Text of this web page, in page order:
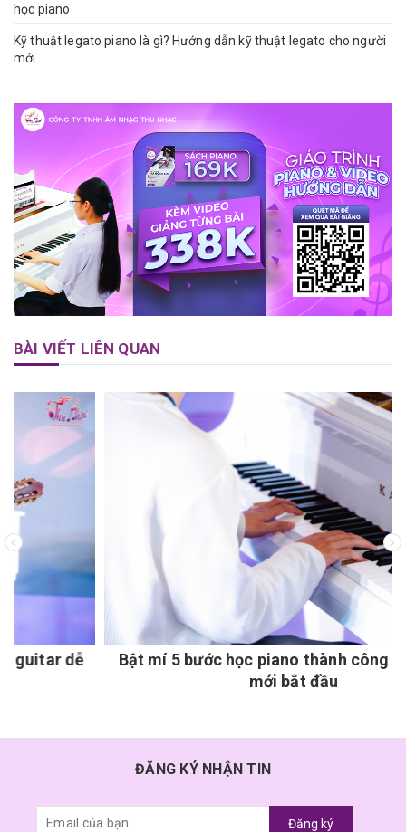
học piano
Kỹ thuật legato piano là gì? Hướng dẫn kỹ thuật legato cho người
mới
BÀI VIẾT LIÊN QUAN
Bật mí 5 bước học piano thành công cho người
mới bắt đầu
ĐĂNG KÝ NHẬN TIN
Đăng ký